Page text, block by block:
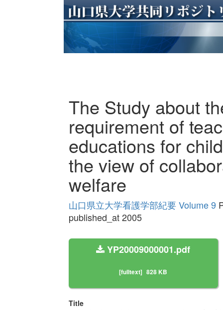
The Study about
requirement of
educations for
the view of
welfare
山口県立大学看護学部紀要 Volume 9
published_at 2005
YP20009000001.pdf
[fulltext] 828 KB
Title